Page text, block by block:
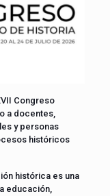
Congreso
a docentes,
y personas
históricos
histórica es una
educación,